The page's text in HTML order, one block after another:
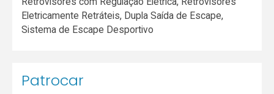
Eletricamente Retráteis, Dupla Saída de Escape,
Sistema de Escape Desportivo
Patrocar